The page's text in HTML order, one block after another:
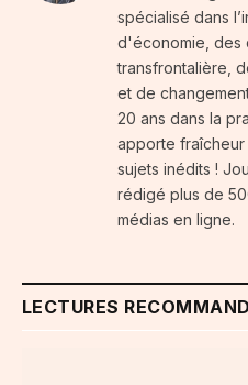
spécialisé dans
d'économie, des
transfrontalière,
et de
20 ans dans la
apporte
sujets inédits !
rédigé plus de
médias en ligne.
LECTURES